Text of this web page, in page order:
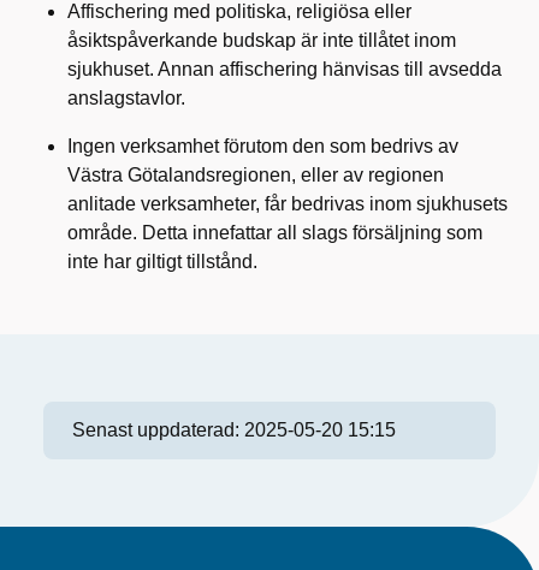
Affischering med politiska, religiösa eller
åsiktspåverkande budskap är inte tillåtet inom
sjukhuset. Annan affischering hänvisas till avsedda
anslagstavlor.
Ingen verksamhet förutom den som bedrivs av
Västra Götalandsregionen, eller av regionen
anlitade verksamheter, får bedrivas inom sjukhusets
område. Detta innefattar all slags försäljning som
inte har giltigt tillstånd.
Senast uppdaterad: 2025-05-20 15:15